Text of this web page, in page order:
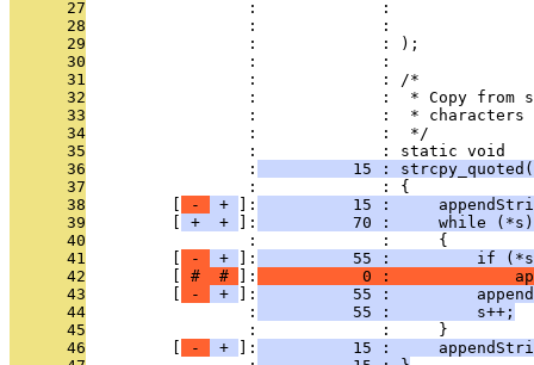
      27
:             :
      28
:             :
      29
                 :             : );
      30
                 :             :
      31
                 :             : /*
      32
:             :  * Copy from
      33
:             :  *
      34
                 :             :  */
      35
                 :             : static void
      36
                 :
15 :
      37
                 :             : {
      38
- + ]:
15 :
      39
+ + ]:
          70 :     while (*s)
      40
                 :             :     {
      41
- + ]:
55 :         if
      42
# # ]:
0 :
      43
- + ]:
55 :
      44
                 :
          55 :         s++;
      45
                 :             :     }
      46
- + ]:
15 :